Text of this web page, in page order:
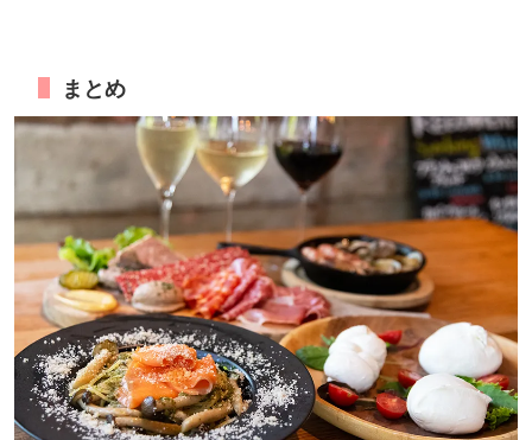
まとめ